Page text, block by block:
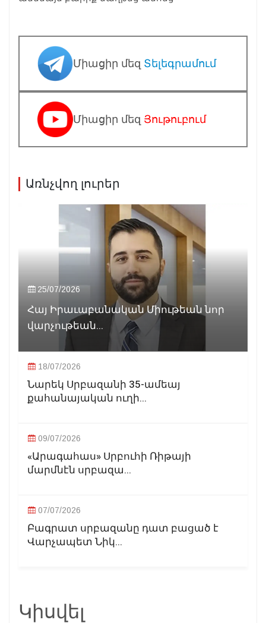
Միացիր մեզ Տելեգրամում
Միացիր մեզ Յութուբում
Առնչվող լուրեր
25/07/2026
Հայ Իրաւաբանական Միութեան նոր
վարչութեան...
18/07/2026
Նարեկ Սրբազանի 35-ամեայ
քահանայական ուղի...
09/07/2026
«Արագահաս» Սրբուհի Ռիթայի
մարմնէն սրբազա...
07/07/2026
Բագրատ սրբազանը դատ բացած է
Վարչապետ Նիկ...
Կիսվել